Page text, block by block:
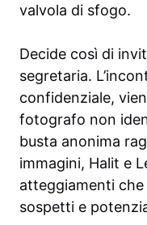
valvola di sfogo.
Decide così di
segretaria.
confidenziale,
fotografo non
busta anonima
immagini, Halit e
atteggiamenti
sospetti e